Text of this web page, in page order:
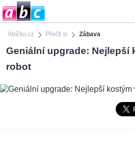
Ábíčko.cz Přečti si Zábava
Geniální upgrade: Nejlepší
robot